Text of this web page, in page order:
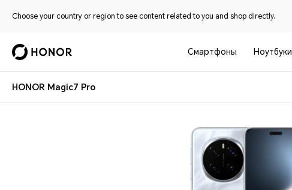
Choose your country or region to see content related to you and shop directly.
Смартфоны Ноутбуки
HONOR Magic7 Pro